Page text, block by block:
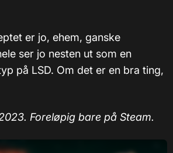
er jo, ehem, ganske
ser jo nesten ut som en
på LSD. Om det er en bra ting,
Foreløpig bare på Steam.